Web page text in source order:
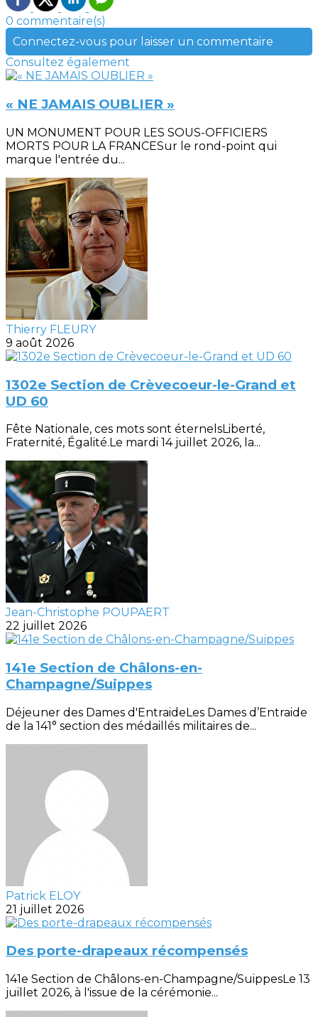
0 commentaire(s)
Connectez-vous pour laisser un commentaire
Consultez également
« NE JAMAIS OUBLIER »
UN MONUMENT POUR LES SOUS-OFFICIERS
MORTS POUR LA FRANCESur le rond-point qui
marque l'entrée du...
Thierry FLEURY
9 août 2026
1302e Section de Crèvecoeur-le-Grand et
UD 60
Fête Nationale, ces mots sont éternelsLiberté,
Fraternité, Égalité.Le mardi 14 juillet 2026, la...
Jean-Christophe POUPAERT
22 juillet 2026
141e Section de Châlons-en-
Champagne/Suippes
Déjeuner des Dames d'EntraideLes Dames d’Entraide
de la 141° section des médaillés militaires de...
Patrick ELOY
21 juillet 2026
Des porte-drapeaux récompensés
141e Section de Châlons-en-Champagne/SuippesLe 13
juillet 2026, à l'issue de la cérémonie...